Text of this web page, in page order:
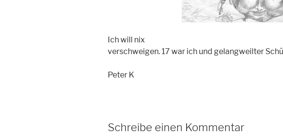
Ich will nix
verschweigen. 17 war ich und gelangweilter
Peter K
Schreibe einen Kommentar